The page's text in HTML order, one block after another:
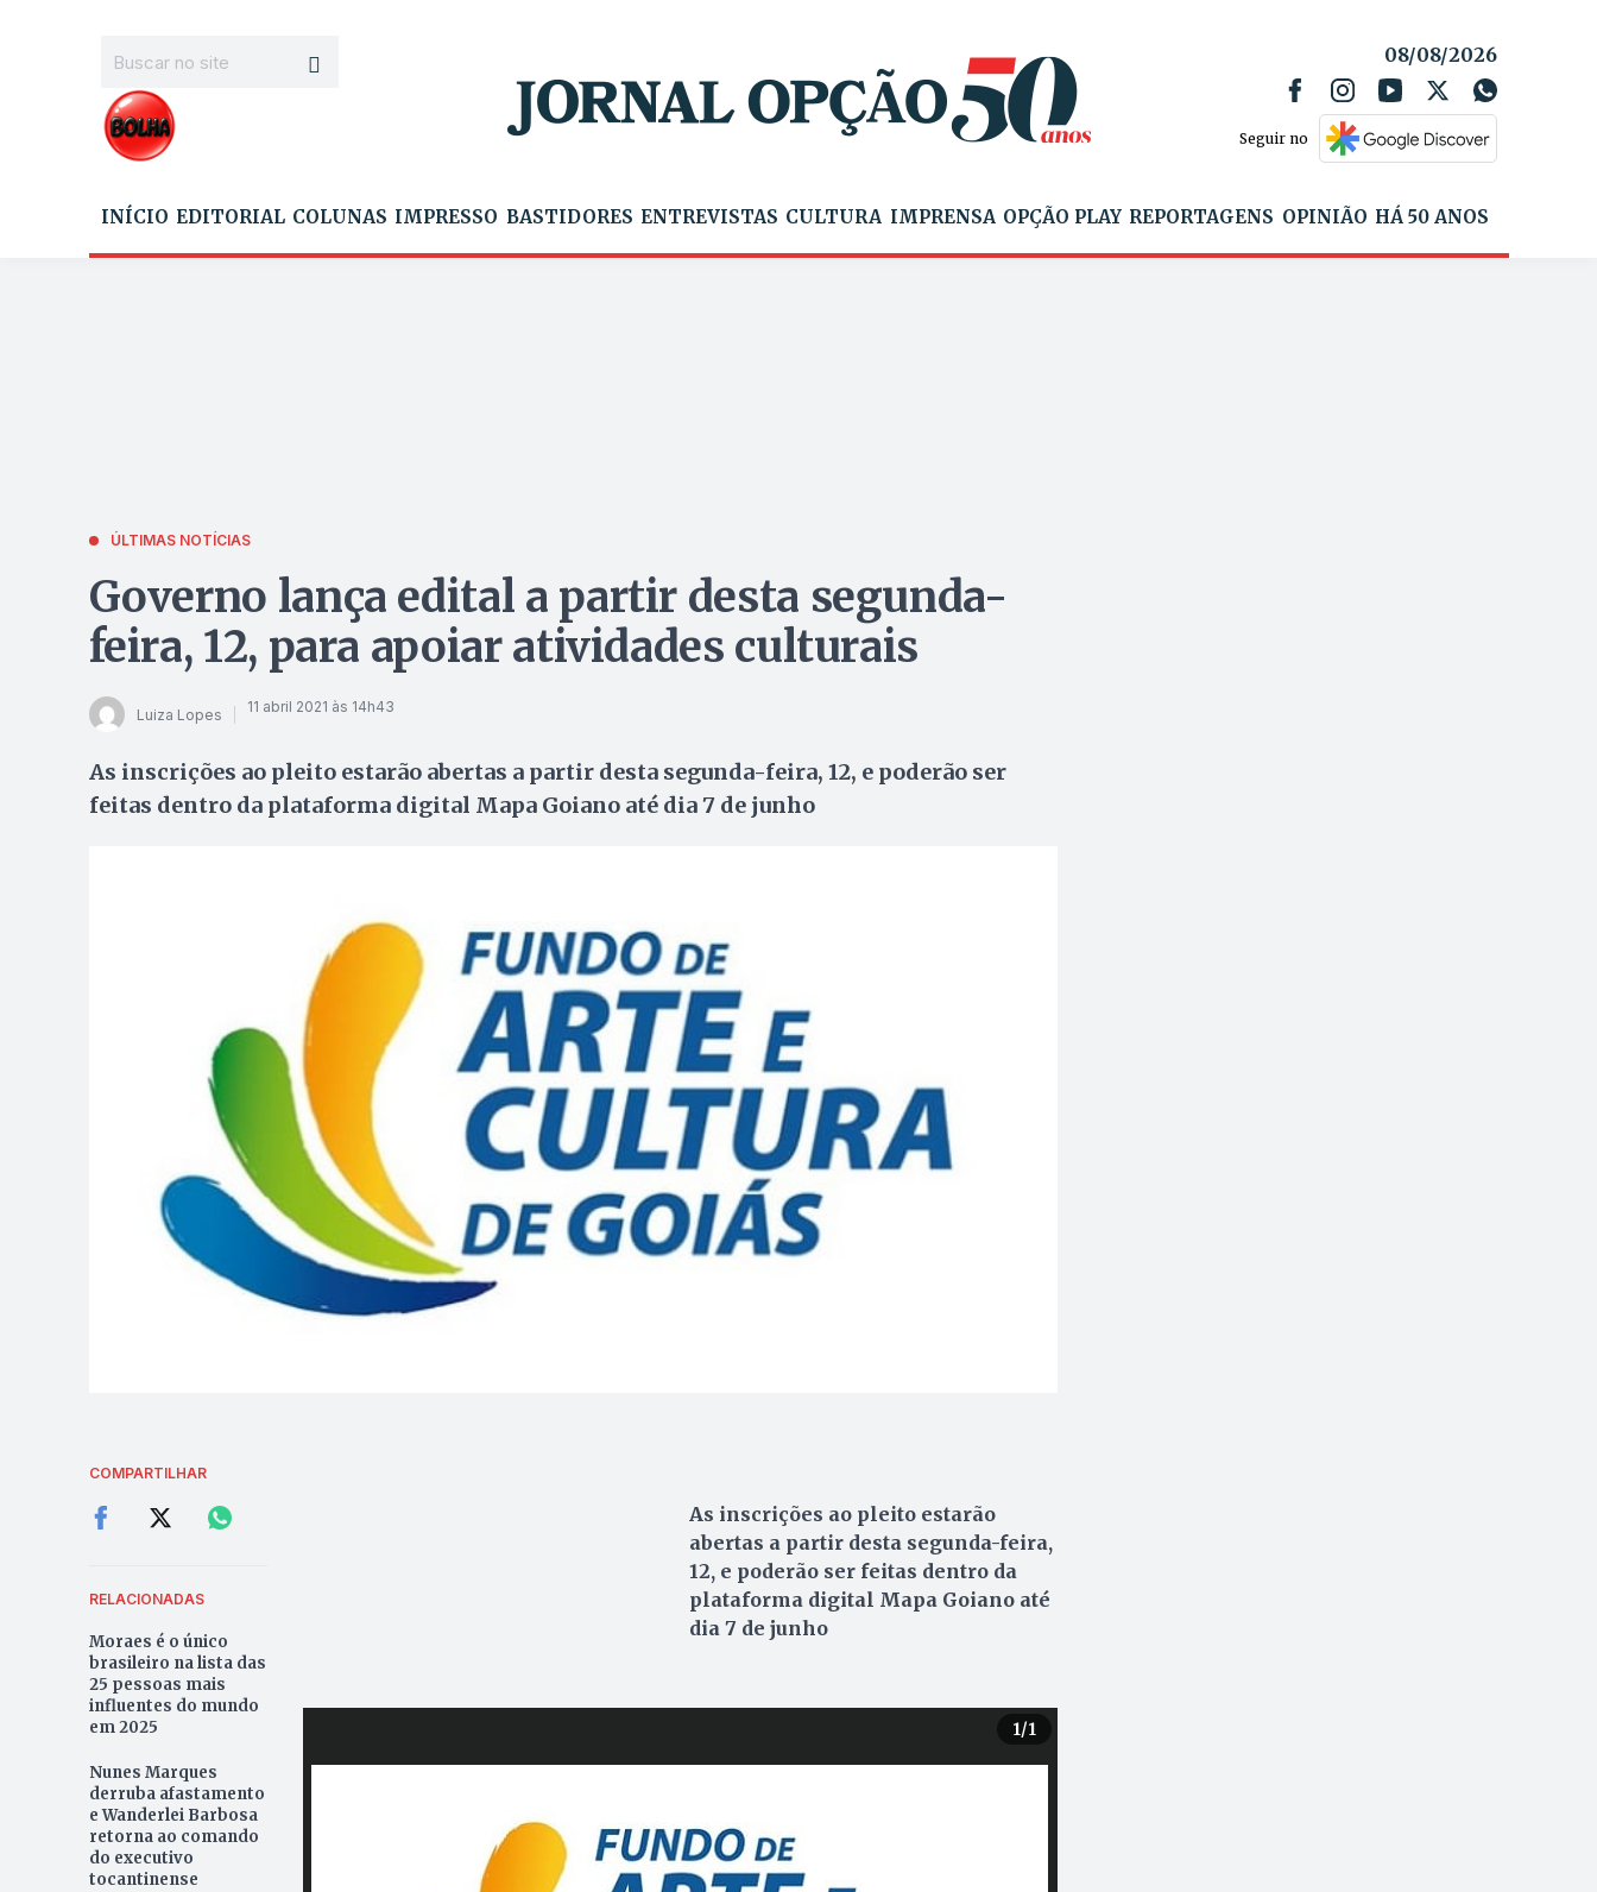
08/08/2026
Seguir no
INÍCIO EDITORIAL COLUNAS IMPRESSO BASTIDORES ENTREVISTAS CULTURA IMPRENSA OPÇÃO PLAY REPORTAGENS OPINIÃO HÁ 50 ANOS
ÚLTIMAS NOTÍCIAS
Governo lança edital a partir desta segunda-
feira, 12, para apoiar atividades culturais
Luiza Lopes 11 abril 2021 às 14h43
As inscrições ao pleito estarão abertas a partir desta segunda-feira, 12, e poderão ser
feitas dentro da plataforma digital Mapa Goiano até dia 7 de junho
COMPARTILHAR
RELACIONADAS
Moraes é o único
brasileiro na lista das
25 pessoas mais
influentes do mundo
em 2025
Nunes Marques
derruba afastamento
e Wanderlei Barbosa
retorna ao comando
do executivo
tocantinense
As inscrições ao pleito estarão
abertas a partir desta segunda-feira,
12, e poderão ser feitas dentro da
plataforma digital Mapa Goiano até
dia 7 de junho
1/1